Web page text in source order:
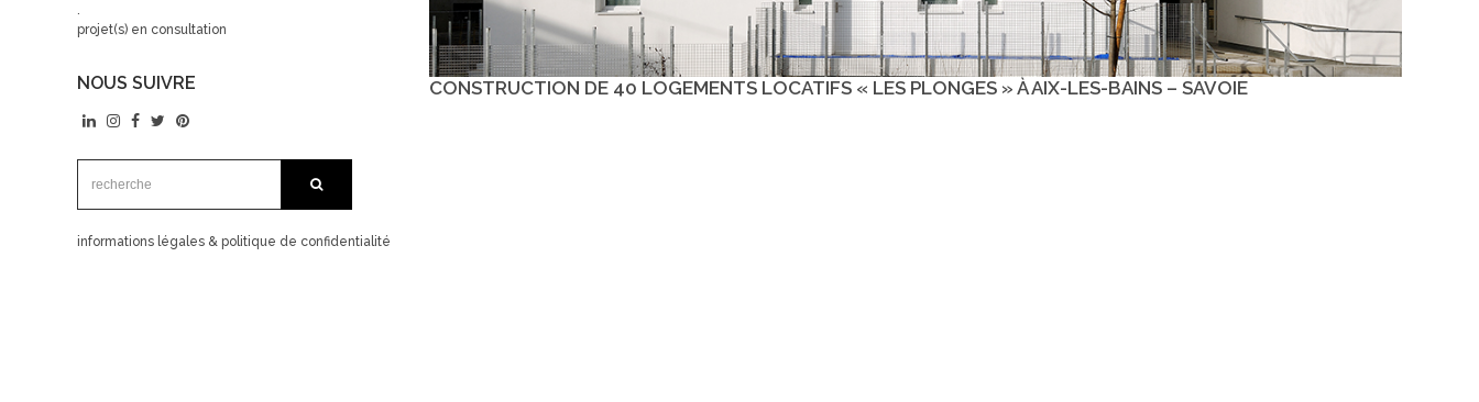
.
projet(s) en consultation
NOUS SUIVRE
informations légales & politique de confidentialité
CONSTRUCTION DE 40 LOGEMENTS LOCATIFS « LES PLONGES » À AIX-LES-BAINS – SAVOIE